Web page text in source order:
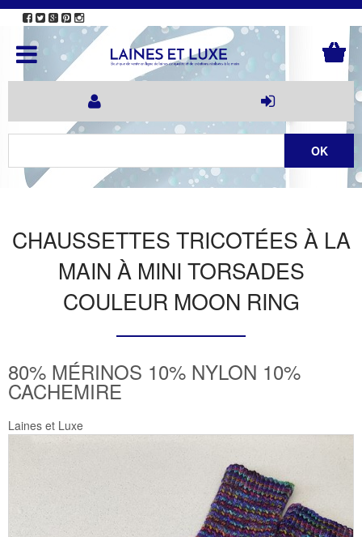
CHAUSSETTES TRICOTÉES À LA
MAIN À MINI TORSADES
COULEUR MOON RING
80% MÉRINOS 10% NYLON 10%
CACHEMIRE
Laines et Luxe